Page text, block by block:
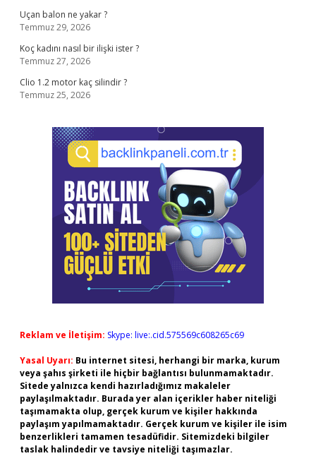
Uçan balon ne yakar ?
Temmuz 29, 2026
Koç kadını nasıl bir ilişki ister ?
Temmuz 27, 2026
Clio 1.2 motor kaç silindir ?
Temmuz 25, 2026
Reklam ve İletişim: Skype: live:.cid.575569c608265c69
Yasal Uyarı: Bu internet sitesi, herhangi bir marka, kurum
veya şahıs şirketi ile hiçbir bağlantısı bulunmamaktadır.
Sitede yalnızca kendi hazırladığımız makaleler
paylaşılmaktadır. Burada yer alan içerikler haber niteliği
taşımamakta olup, gerçek kurum ve kişiler hakkında
paylaşım yapılmamaktadır. Gerçek kurum ve kişiler ile isim
benzerlikleri tamamen tesadüfidir. Sitemizdeki bilgiler
taslak halindedir ve tavsiye niteliği taşımazlar.